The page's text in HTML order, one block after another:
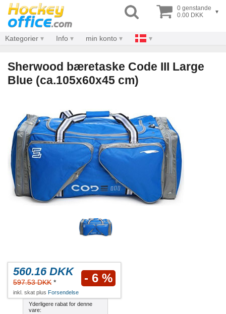
0 genstande
0.00 DKK
▾
Kategorier Info min konto
Sherwood bæretaske Code III Large
Blue (ca.105x60x45 cm)
560.16 DKK
597.53 DKK * - 6 %
inkl. skat plus Forsendelse
Yderligere rabat for denne
vare: